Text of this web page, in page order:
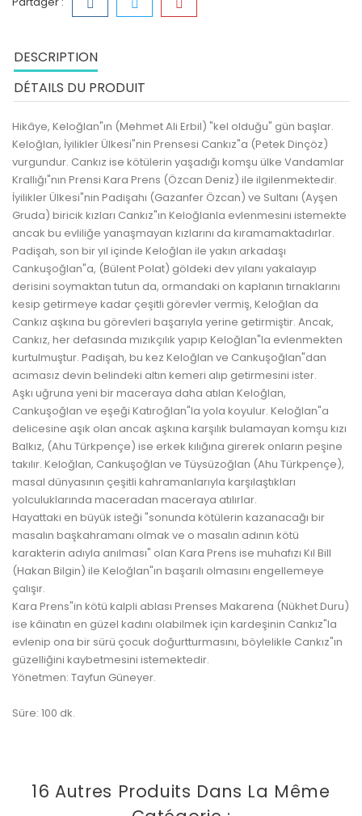
DESCRIPTION
DÉTAILS DU PRODUIT
Hikâye, Keloğlan"ın (Mehmet Ali Erbil) "kel olduğu" gün başlar.
Keloğlan, İyilikler Ülkesi"nin Prensesi Cankız"a (Petek Dinçöz)
vurgundur. Cankız ise kötülerin yaşadığı komşu ülke Vandamlar
Krallığı"nın Prensi Kara Prens (Özcan Deniz) ile ilgilenmektedir.
İyilikler Ülkesi"nin Padişahı (Gazanfer Özcan) ve Sultanı (Ayşen
Gruda) biricik kızları Cankız"ın Keloğlanla evlenmesini istemekte
ancak bu evliliğe yanaşmayan kızlarını da kıramamaktadırlar.
Padişah, son bir yıl içinde Keloğlan ile yakın arkadaşı
Cankuşoğlan"a, (Bülent Polat) göldeki dev yılanı yakalayıp
derisini soymaktan tutun da, ormandaki on kaplanın tırnaklarını
kesip getirmeye kadar çeşitli görevler vermiş, Keloğlan da
Cankız aşkına bu görevleri başarıyla yerine getirmiştir. Ancak,
Cankız, her defasında mızıkçılık yapıp Keloğlan"la evlenmekten
kurtulmuştur. Padişah, bu kez Keloğlan ve Cankuşoğlan"dan
acımasız devin belindeki altın kemeri alıp getirmesini ister.
Aşkı uğruna yeni bir maceraya daha atılan Keloğlan,
Cankuşoğlan ve eşeği Katıroğlan"la yola koyulur. Keloğlan"a
delicesine aşık olan ancak aşkına karşılık bulamayan komşu kızı
Balkız, (Ahu Türkpençe) ise erkek kılığına girerek onların peşine
takılır. Keloğlan, Cankuşoğlan ve Tüysüzoğlan (Ahu Türkpençe),
masal dünyasının çeşitli kahramanlarıyla karşılaştıkları
yolculuklarında maceradan maceraya atılırlar.
Hayattaki en büyük isteği "sonunda kötülerin kazanacağı bir
masalın başkahramanı olmak ve o masalın adının kötü
karakterin adıyla anılması" olan Kara Prens ise muhafızı Kıl Bill
(Hakan Bilgin) ile Keloğlan"ın başarılı olmasını engellemeye
çalışır.
Kara Prens"in kötü kalpli ablası Prenses Makarena (Nükhet Duru)
ise kâinatın en güzel kadını olabilmek için kardeşinin Cankız"la
evlenip ona bir sürü çocuk doğurtturmasını, böylelikle Cankız"ın
güzelliğini kaybetmesini istemektedir.
Yönetmen: Tayfun Güneyer.
Süre: 100 dk.
16 Autres Produits Dans La Même